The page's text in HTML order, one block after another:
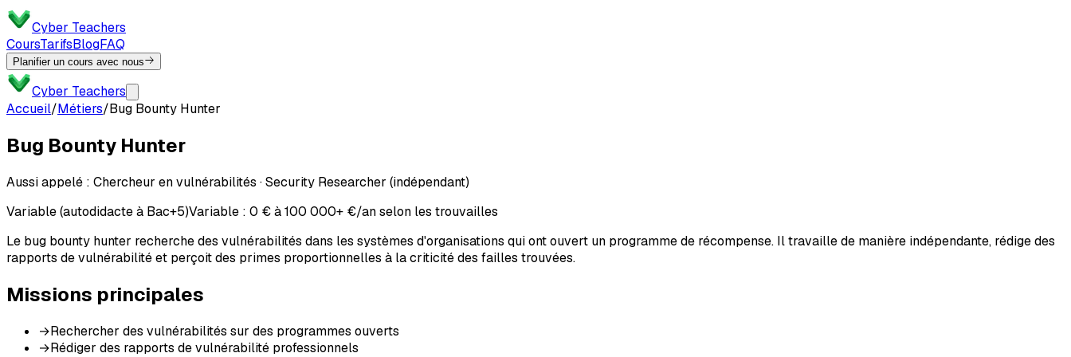
Cyber Teachers
CoursTarifsBlogFAQ
Planifier un cours avec nous
Cyber Teachers
Accueil/Métiers/Bug Bounty Hunter
Bug Bounty Hunter
Aussi appelé : Chercheur en vulnérabilités · Security Researcher (indépendant)
Variable (autodidacte à Bac+5)Variable : 0 € à 100 000+ €/an selon les trouvailles
Le bug bounty hunter recherche des vulnérabilités dans les systèmes d'organisations qui ont ouvert un programme de récompense. Il travaille de manière indépendante, rédige des
rapports de vulnérabilité et perçoit des primes proportionnelles à la criticité des failles trouvées.
Missions principales
→Rechercher des vulnérabilités sur des programmes ouverts
→Rédiger des rapports de vulnérabilité professionnels